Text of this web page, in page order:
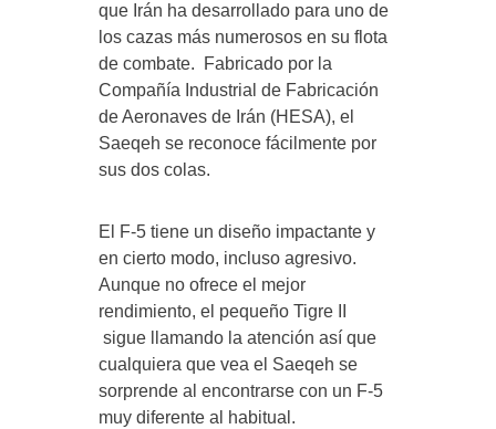
que Irán ha desarrollado para uno de
los cazas más numerosos en su flota
de combate. Fabricado por la
Compañía Industrial de Fabricación
de Aeronaves de Irán (HESA), el
Saeqeh se reconoce fácilmente por
sus dos colas.
El F-5 tiene un diseño impactante y
en cierto modo, incluso agresivo.
Aunque no ofrece el mejor
rendimiento, el pequeño Tigre II
sigue llamando la atención así que
cualquiera que vea el Saeqeh se
sorprende al encontrarse con un F-5
muy diferente al habitual.